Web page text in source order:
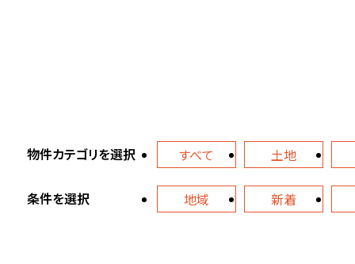
物件カテゴリを選択 すべて 土地
条件を選択 地域 新着